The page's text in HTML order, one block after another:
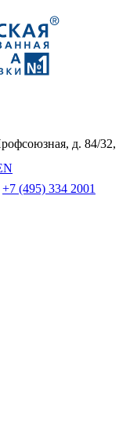
д. 84/32,
+7 (495) 334 2001